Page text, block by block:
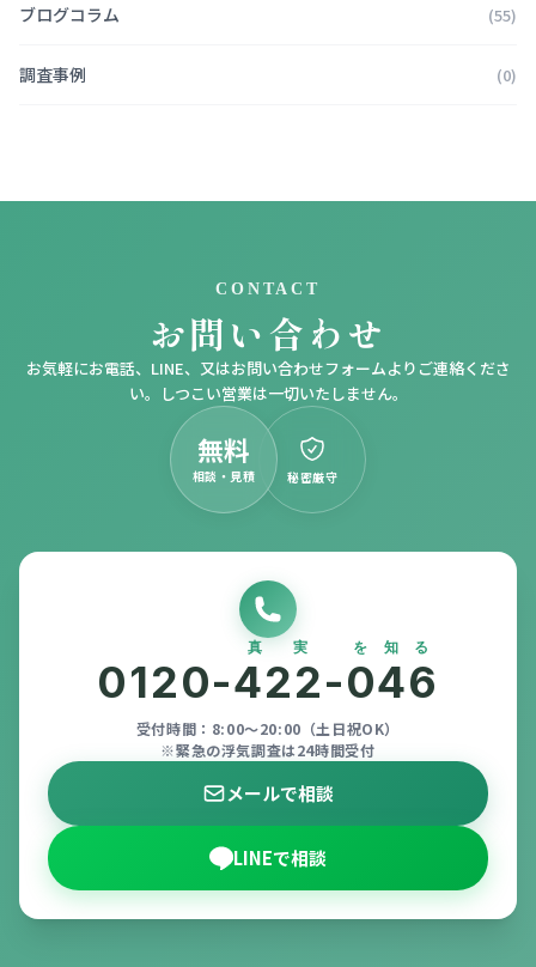
ブログコラム (55)
調査事例 (0)
CONTACT
お問い合わせ
お気軽にお電話、LINE、又はお問い合わせフォームよりご連絡くださ
い。しつこい営業は一切いたしません。
無料
相談・見積 秘密厳守
0120-422
真実
-046
を知る
受付時間：8:00〜20:00（土日祝OK）
※緊急の浮気調査は24時間受付
メールで相談
LINEで相談